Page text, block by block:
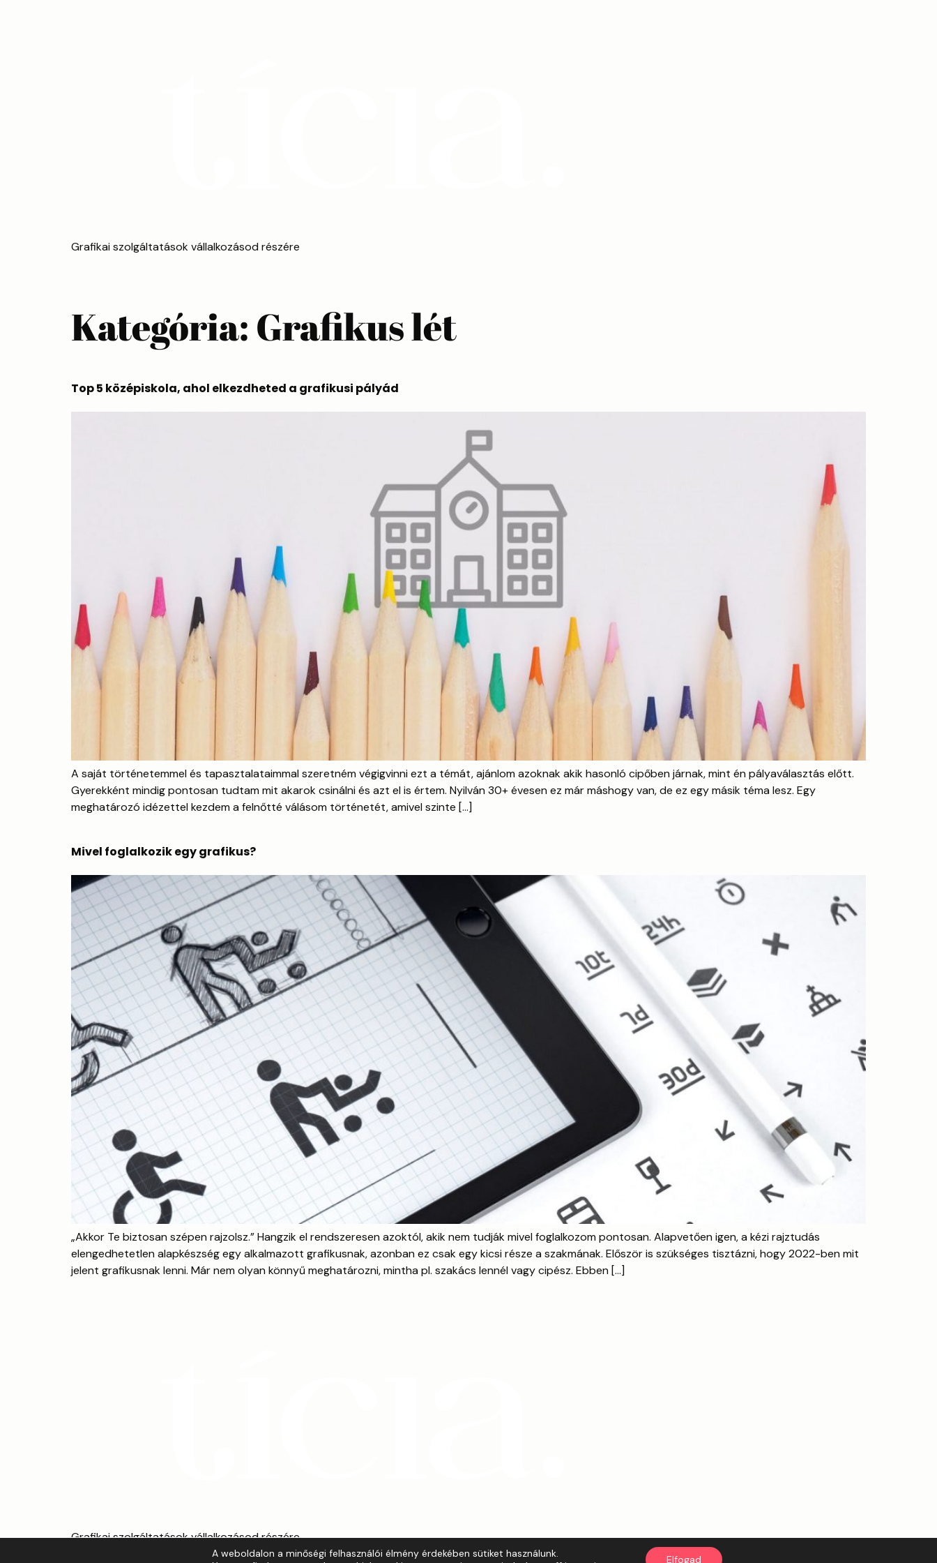
Grafikai szolgáltatások vállalkozásod részére
Kategória:Grafikus lét
Top 5 középiskola, ahol elkezdheted a grafikusi pályád
A saját történetemmel és tapasztalataimmal szeretném végigvinni ezt a témát, ajánlom azoknak akik hasonló cipőben járnak, mint én pályaválasztás előtt.
Gyerekként mindig pontosan tudtam mit akarok csinálni és azt el is értem. Nyilván 30+ évesen ez már máshogy van, de ez egy másik téma lesz. Egy
meghatározó idézettel kezdem a felnőtté válásom történetét, amivel szinte […]
Mivel foglalkozik egy grafikus?
„Akkor Te biztosan szépen rajzolsz.” Hangzik el rendszeresen azoktól, akik nem tudják mivel foglalkozom pontosan. Alapvetően igen, a kézi rajztudás
elengedhetetlen alapkészség egy alkalmazott grafikusnak, azonban ez csak egy kicsi része a szakmának. Először is szükséges tisztázni, hogy 2022-ben mit
jelent grafikusnak lenni. Már nem olyan könnyű meghatározni, mintha pl. szakács lennél vagy cipész. Ebben […]
Grafikai szolgáltatások vállalkozásod részére
A weboldalon a minőségi felhasználói élmény érdekében sütiket használunk.
Elfogad